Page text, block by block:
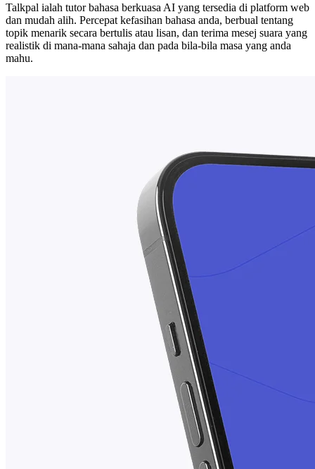
Talkpal ialah tutor bahasa berkuasa AI yang tersedia di platform web
dan mudah alih. Percepat kefasihan bahasa anda, berbual tentang
topik menarik secara bertulis atau lisan, dan terima mesej suara yang
realistik di mana-mana sahaja dan pada bila-bila masa yang anda
mahu.